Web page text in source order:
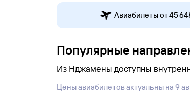
Авиабилеты от 45
Популярные
Из Нджамены доступны
цены, а удобные рейсы быстрее
Цены авиабилетов актуальны на 9